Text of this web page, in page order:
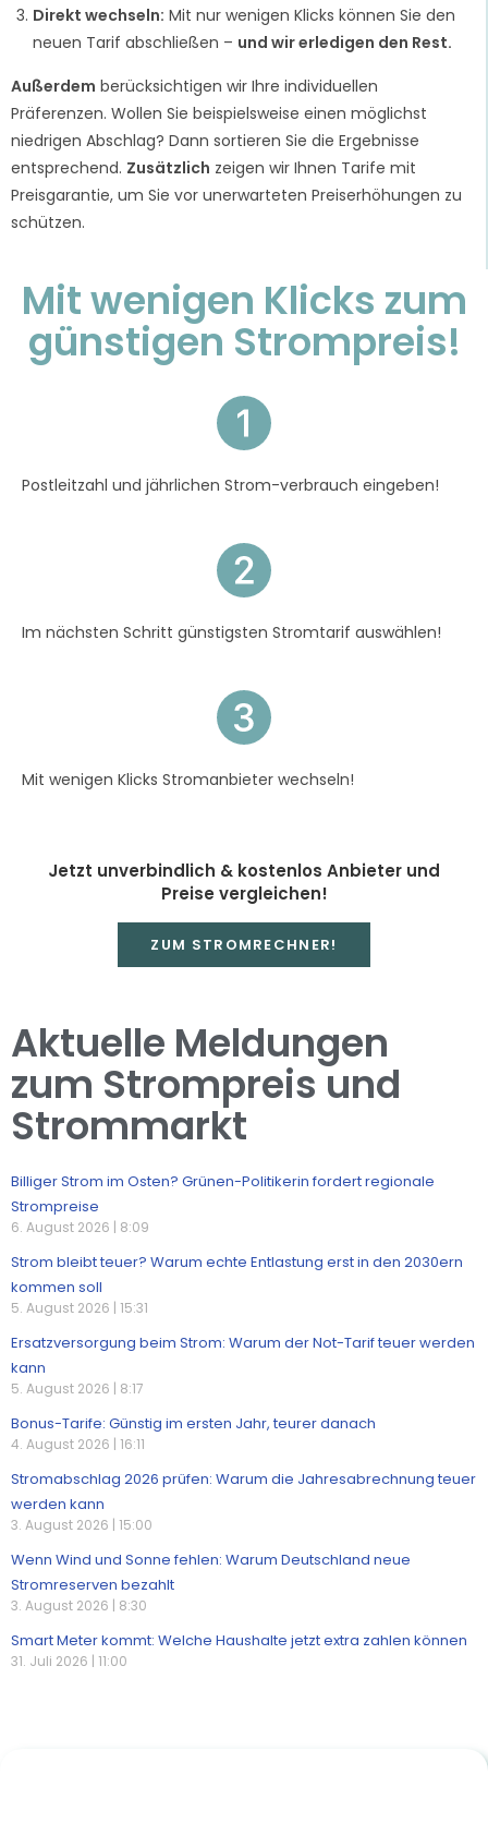
Direkt wechseln: Mit nur wenigen Klicks können Sie den
neuen Tarif abschließen – und wir erledigen den Rest.
Außerdem berücksichtigen wir Ihre individuellen
Präferenzen. Wollen Sie beispielsweise einen möglichst
niedrigen Abschlag? Dann sortieren Sie die Ergebnisse
entsprechend. Zusätzlich zeigen wir Ihnen Tarife mit
Preisgarantie, um Sie vor unerwarteten Preiserhöhungen zu
schützen.
Mit wenigen Klicks zum
günstigen Strompreis!
Postleitzahl und jährlichen Strom-verbrauch eingeben!
Im nächsten Schritt günstigsten Stromtarif auswählen!
Mit wenigen Klicks Stromanbieter wechseln!
Jetzt unverbindlich & kostenlos Anbieter und
Preise vergleichen!
ZUM STROMRECHNER!
Aktuelle Meldungen
zum Strompreis und
Strommarkt
Billiger Strom im Osten? Grünen-Politikerin fordert regionale
Strompreise
6. August 2026 8:09
Strom bleibt teuer? Warum echte Entlastung erst in den 2030ern
kommen soll
5. August 2026 15:31
Ersatzversorgung beim Strom: Warum der Not-Tarif teuer werden
kann
5. August 2026 8:17
Bonus-Tarife: Günstig im ersten Jahr, teurer danach
4. August 2026 16:11
Stromabschlag 2026 prüfen: Warum die Jahresabrechnung teuer
werden kann
3. August 2026 15:00
Wenn Wind und Sonne fehlen: Warum Deutschland neue
Stromreserven bezahlt
3. August 2026 8:30
Smart Meter kommt: Welche Haushalte jetzt extra zahlen können
31. Juli 2026 11:00